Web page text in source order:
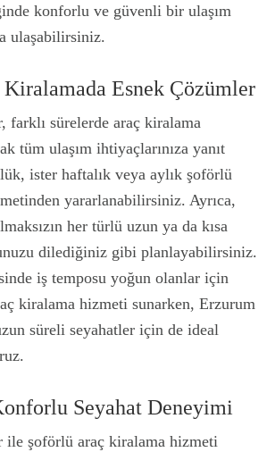
konforlu ve güvenli bir ulaşım
ulaşabilirsiniz.
Esnek Çözümler
farklı sürelerde araç kiralama
tüm ulaşım ihtiyaçlarınıza yanıt
ister haftalık veya aylık şoförlü
yararlanabilirsiniz. Ayrıca,
her türlü uzun ya da kısa
dilediğiniz gibi planlayabilirsiniz.
iş temposu yoğun olanlar için
kiralama hizmeti sunarken, Erzurum
süreli seyahatler için de ideal
Seyahat Deneyimi
ile şoförlü araç kiralama hizmeti